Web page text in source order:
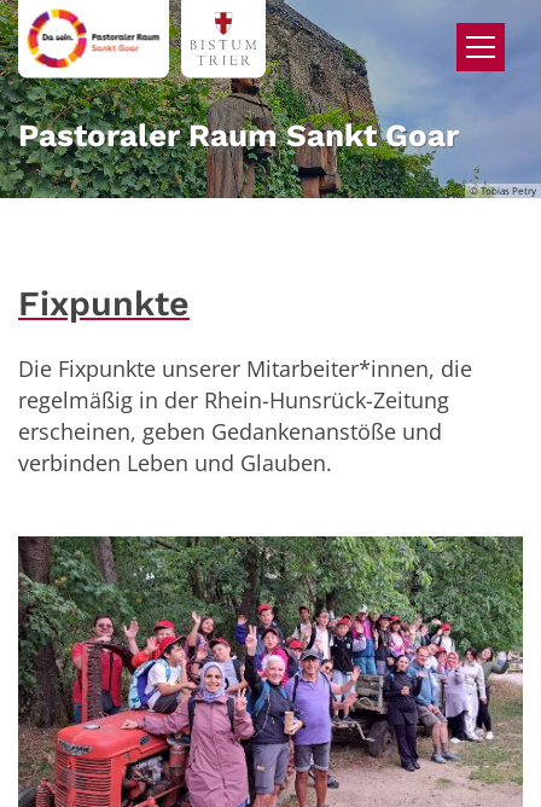
Zum Inhalt springen
© Tobias Petry
Pastoraler Raum Sankt Goar
Fixpunkte
Die Fixpunkte unserer Mitarbeiter*innen, die
regelmäßig in der Rhein-Hunsrück-Zeitung
erscheinen, geben Gedankenanstöße und
verbinden Leben und Glauben.